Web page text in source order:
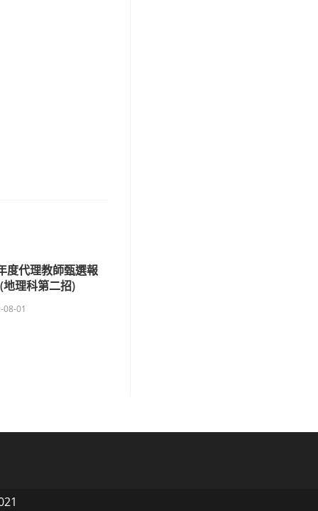
度代理教師甄選報
理科第二招)
08-01